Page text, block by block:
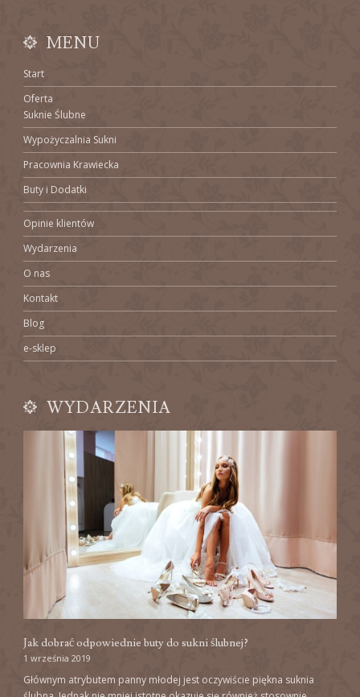
MENU
Start
Oferta
Suknie Ślubne
Wypożyczalnia Sukni
Pracownia Krawiecka
Buty i Dodatki
Opinie klientów
Wydarzenia
O nas
Kontakt
Blog
e-sklep
WYDARZENIA
Jak dobrać odpowiednie buty do sukni ślubnej?
1 września 2019
Głównym atrybutem panny młodej jest oczywiście piękna suknia